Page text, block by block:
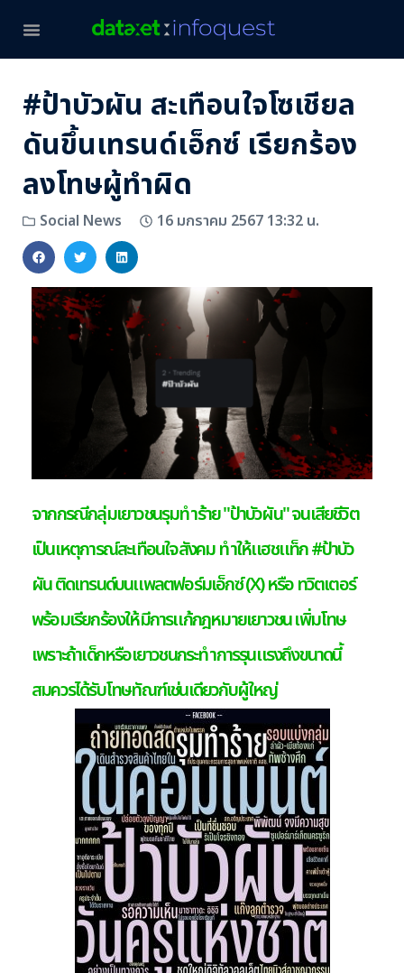
#ป้าบัวผัน สะเทือนใจโซเชียล
ดันขึ้นเทรนด์เอ็กซ์ เรียกร้อง
ลงโทษผู้ทำผิด
Social News 16 มกราคม 2567 13:32 น.
จากกรณีกลุ่มเยาวชนรุมทำร้าย "ป้าบัวผัน" จนเสียชีวิต
เป็นเหตุการณ์สะเทือนใจสังคม ทำให้แฮชแท็ก #ป้าบัว
ผัน ติดเทรนด์บนแพลตฟอร์มเอ็กซ์ (X) หรือ ทวิตเตอร์
พร้อมเรียกร้องให้มีการแก้กฎหมายเยาวชน เพิ่มโทษ
เพราะถ้าเด็กหรือเยาวชนกระทำการรุนแรงถึงขนาดนี้
สมควรได้รับโทษทัณฑ์เช่นเดียวกับผู้ใหญ่